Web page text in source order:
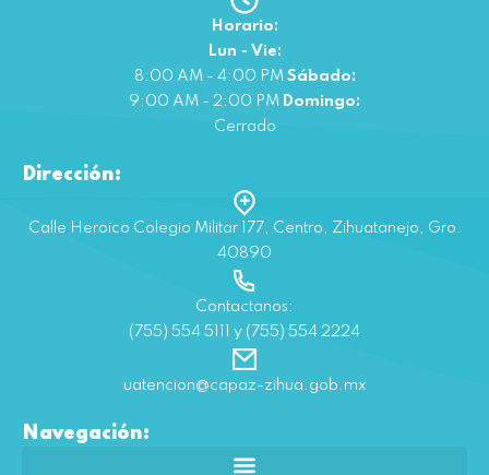
Horario:
Lun - Vie:
8:00 AM - 4:00 PM Sábado:
9:00 AM - 2:00 PM Domingo:
Cerrado
Dirección:
Calle Heroico Colegio Militar 177, Centro, Zihuatanejo, Gro.
40890
Contactanos:
(755) 554 5111 y (755) 554 2224
uatencion@capaz-zihua.gob.mx
Navegación: